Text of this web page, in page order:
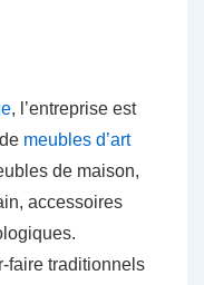
, l’entreprise est
meubles d’art
de maison,
accessoires
faire traditionnels